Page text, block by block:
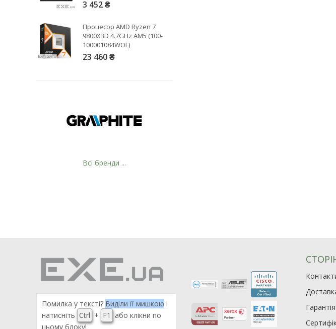
3 452 ₴
Процесор AMD Ryzen 7
9800X3D 4.7GHz AM5 (100-
100001084WOF)
23 460 ₴
Всі бренди ...
Помилка у тексті? Виділи її мишкою і
натисніть Ctrl + F1
або клікни по
цьому блоку!